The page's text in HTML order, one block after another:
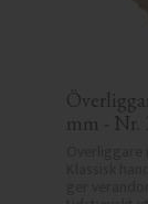
mm - Nr.
Klassisk